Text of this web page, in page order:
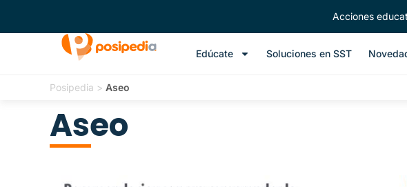
Acciones
Edúcate Soluciones en SST
Posipedia > Aseo
Aseo